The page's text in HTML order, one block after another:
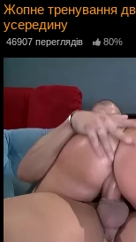
Жопне тренування
усередину
46907 переглядів 80%